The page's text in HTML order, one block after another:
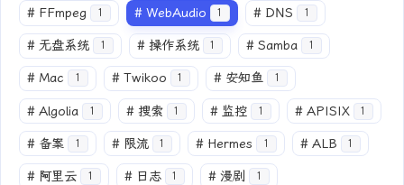
# FFmpeg 1 # WebAudio 1 # DNS 1
# 无盘系统 1 # 操作系统 1 # Samba 1
# Mac 1 # Twikoo 1 # 安知鱼 1
# Algolia 1 # 搜索 1 # 监控 1 # APISIX 1
# 备案 1 # 限流 1 # Hermes 1 # ALB 1
# 阿里云 1 # 日志 1 # 漫剧 1